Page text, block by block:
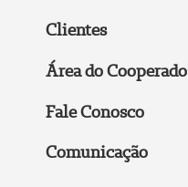
Clientes
Área do Cooperado
Fale Conosco
Comunicação